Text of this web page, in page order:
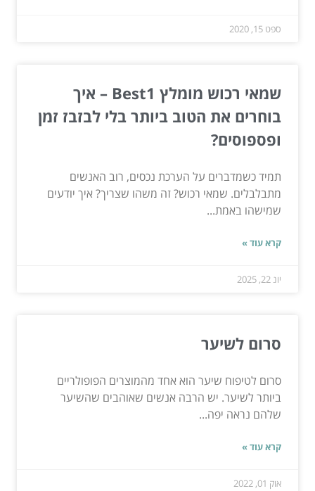
ספט 15, 2020
שמאי רכוש מומלץ Best1 – איך
בוחרים את הטוב ביותר בלי לבזבז זמן
ופספוסים?
תמיד כשמדברים על הערכת נכסים, רוב האנשים
מתבלבלים. שמאי רכוש? זה משהו שצריך? איך יודעים
שמישהו באמת...
קרא עוד »
יונ 22, 2025
סרום לשיער
סרום לטיפוח שיער הוא אחד מהמוצרים הפופולריים
ביותר לשיער. יש הרבה אנשים שאוהבים שהשיער
שלהם נראה יפה...
קרא עוד »
אוק 01, 2022